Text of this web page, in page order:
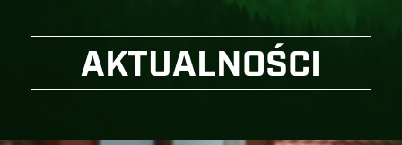
AKTUALNOŚCI